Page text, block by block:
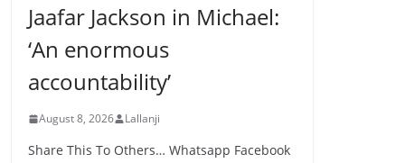
Jaafar Jackson in Michael:
‘An enormous
accountability’
August 8, 2026 Lallanji
Share This To Others… Whatsapp Facebook